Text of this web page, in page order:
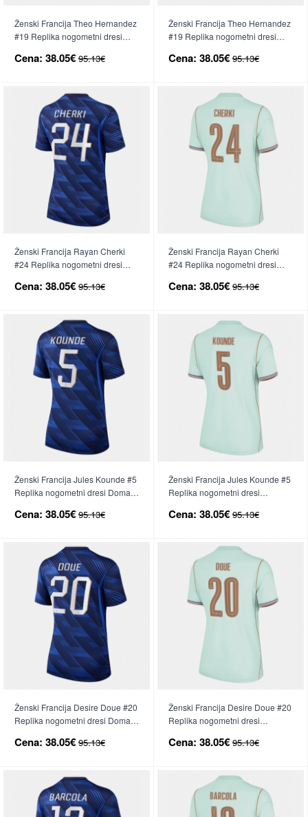
Ženski Francija Theo Hernandez
#19 Replika nogometni dresi
Cena: 38.05€ 95.13€
Ženski Francija Theo Hernandez
#19 Replika nogometni dresi
Cena: 38.05€ 95.13€
Ženski Francija Rayan Cherki
#24 Replika nogometni dresi
Cena: 38.05€ 95.13€
Ženski Francija Rayan Cherki
#24 Replika nogometni dresi
Cena: 38.05€ 95.13€
Ženski Francija Jules Kounde #5
Replika nogometni dresi Domači
Cena: 38.05€ 95.13€
Ženski Francija Jules Kounde #5
Replika nogometni dresi
Cena: 38.05€ 95.13€
Ženski Francija Desire Doue #20
Replika nogometni dresi Domači
Cena: 38.05€ 95.13€
Ženski Francija Desire Doue #20
Replika nogometni dresi
Cena: 38.05€ 95.13€